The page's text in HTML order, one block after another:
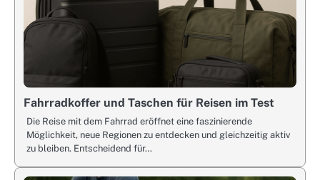
Fahrradkoffer und Taschen für Reisen im Test
Die Reise mit dem Fahrrad eröffnet eine faszinierende
Möglichkeit, neue Regionen zu entdecken und gleichzeitig aktiv
zu bleiben. Entscheidend für…